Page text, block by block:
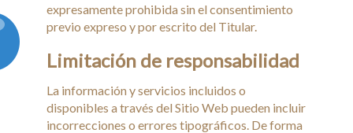
expresamente prohibida sin el consentimiento
previo expreso y por escrito del Titular.
Limitación de responsabilidad
La información y servicios incluidos o
disponibles a través del Sitio Web pueden incluir
incorrecciones o errores tipográficos. De forma